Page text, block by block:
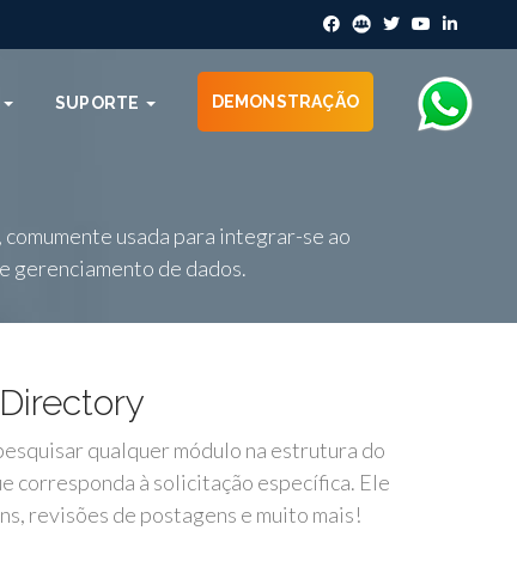
SUPORTE DEMONSTRAÇÃO
usada para integrar-se ao
gerenciamento de dados.
qualquer módulo na estrutura do
corresponda à solicitação específica. Ele
revisões de postagens e muito mais!